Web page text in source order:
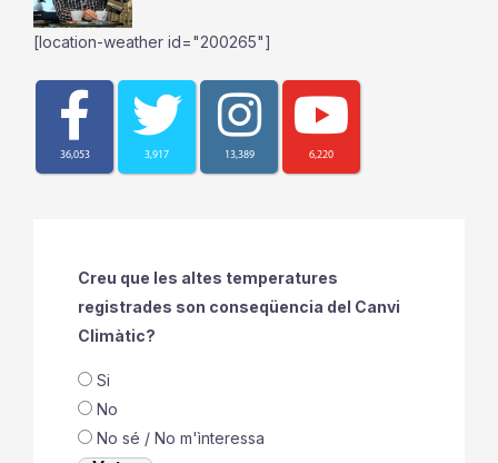
[location-weather id="200265"]
36,053 3,917 13,389 6,220
Creu que les altes temperatures
registrades son conseqüencia del Canvi
Climàtic?
Si
No
No sé / No m'ìnteressa